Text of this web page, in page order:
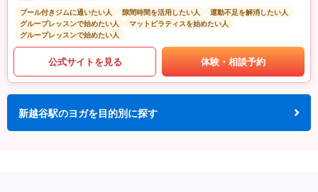
プール付きジムに通いたい人
隙間時間を活用したい人
運動不足を解消したい人
グループレッスンで始めたい人
マットピラティスを始めたい人
グループレッスンで始めたい人
公式サイトを見る 体験・相談予約
新越谷駅のヨガを目的別に探す